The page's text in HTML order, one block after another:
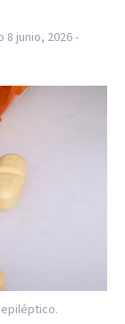
8 junio, 2026 -